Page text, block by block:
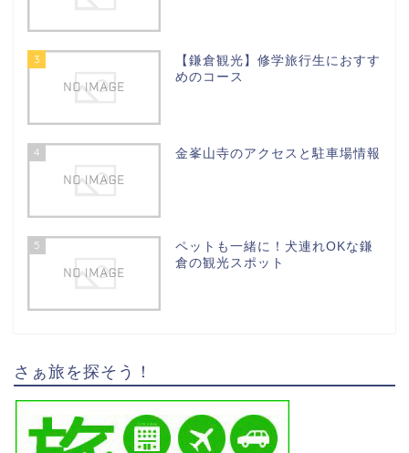
3
【鎌倉観光】修学旅行生におすす
めのコース
4 金峯山寺のアクセスと駐車場情報
5
ペットも一緒に！犬連れOKな鎌
倉の観光スポット
さぁ旅を探そう！